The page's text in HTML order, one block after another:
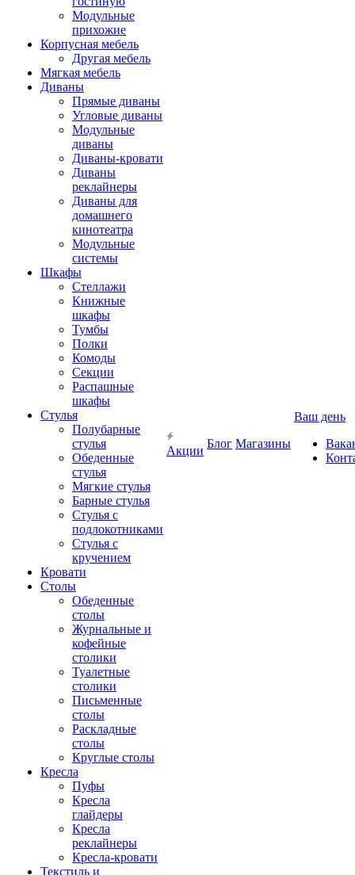
Модульные
прихожие
Корпусная мебель
Другая мебель
Мягкая мебель
Диваны
Прямые диваны
Угловые диваны
Модульные
диваны
Диваны-кровати
Диваны
реклайнеры
Диваны для
домашнего
кинотеатра
Модульные
системы
Шкафы
Стеллажи
Книжные
шкафы
Тумбы
Полки
Комоды
Секции
Распашные
шкафы
Стулья
Полубарные
стулья
Обеденные
стулья
Мягкие стулья
Барные стулья
Стулья с
подлокотниками
Стулья с
кручением
Кровати
Столы
Обеденные
столы
Журнальные и
кофейные
столики
Туалетные
столики
Письменные
столы
Раскладные
столы
Круглые столы
Кресла
Пуфы
Кресла
глайдеры
Кресла
реклайнеры
Кресла-кровати
Текстиль и
Акции
Блог Магазины
Ваш день